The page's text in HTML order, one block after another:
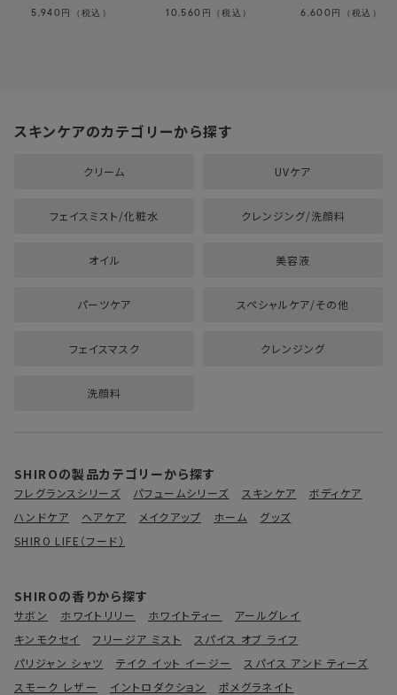
5,940 円（税込） 10,560 円（税込） 6,600 円（税込）
スキンケアのカテゴリーから探す
クリーム UVケア
フェイスミスト/化粧水 クレンジング/洗顔料
オイル 美容液
パーツケア スペシャルケア/その他
フェイスマスク クレンジング
洗顔料
SHIROの製品カテゴリーから探す
フレグランスシリーズ パフュームシリーズ スキンケア
ボディケア
ハンドケア
ヘアケア メイクアップ ホーム
グッズ
SHIRO LIFE（フード）
SHIROの香りから探す
サボン ホワイトリリー ホワイトティー
アールグレイ
キンモクセイ
フリージア ミスト
スパイス オブ ライフ
パリジャン シャツ
テイク イット イージー
スパイス アンド ティーズ
スモーク レザー
イントロダクション
ポメグラネイト